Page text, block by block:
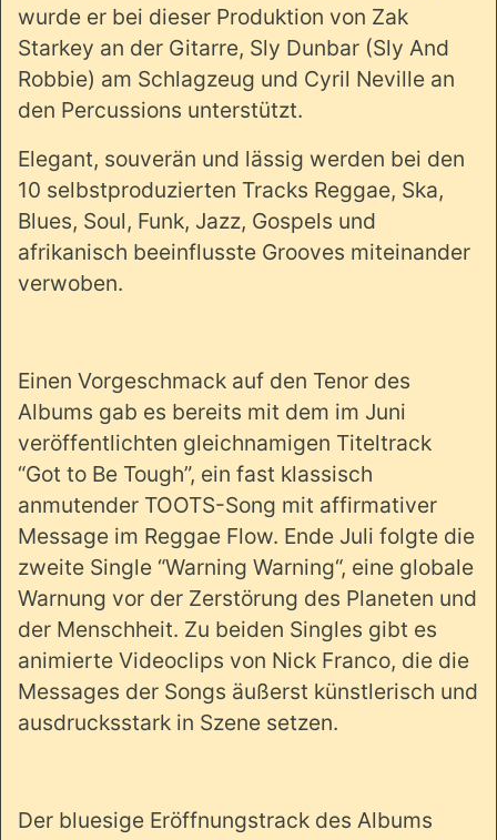
wurde er bei dieser Produktion von Zak
Starkey an der Gitarre, Sly Dunbar (Sly And
Robbie) am Schlagzeug und Cyril Neville an
den Percussions unterstützt.
Elegant, souverän und lässig werden bei den
10 selbstproduzierten Tracks Reggae, Ska,
Blues, Soul, Funk, Jazz, Gospels und
afrikanisch beeinflusste Grooves miteinander
verwoben.
Einen Vorgeschmack auf den Tenor des
Albums gab es bereits mit dem im Juni
veröffentlichten gleichnamigen Titeltrack
“Got to Be Tough”, ein fast klassisch
anmutender TOOTS-Song mit affirmativer
Message im Reggae Flow. Ende Juli folgte die
zweite Single “Warning Warning“, eine globale
Warnung vor der Zerstörung des Planeten und
der Menschheit. Zu beiden Singles gibt es
animierte Videoclips von Nick Franco, die die
Messages der Songs äußerst künstlerisch und
ausdrucksstark in Szene setzen.
Der bluesige Eröffnungstrack des Albums